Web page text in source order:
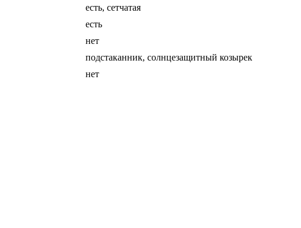
есть, сетчатая
есть
нет
подстаканник, солнцезащитный козырек
нет